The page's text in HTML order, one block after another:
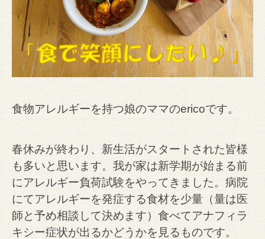
食物アレルギーを持つ娘のママのericoです。
春休みが終わり、新生活がスタートされた皆様
も多いと思います。我が家は新学期が始まる前
にアレルギー負荷試験をやってきました。 病院
にてアレルギーを発症する食材を少量（量は医
師と予め相談して決めます）食べてアナフィラ
キシー症状が出るかどうかを見るものです。